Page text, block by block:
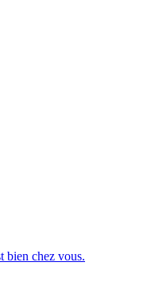
bien chez vous.